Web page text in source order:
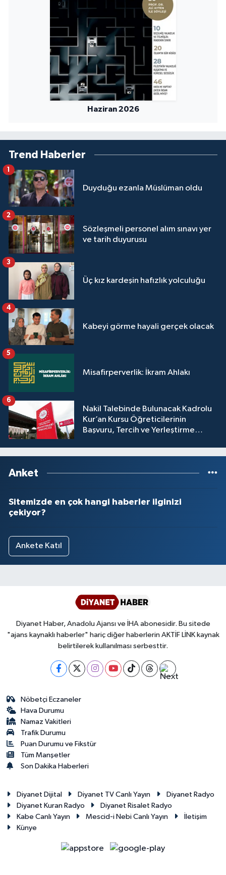
Haziran 2026
Trend Haberler
Duyduğu ezanla Müslüman oldu
1
Sözleşmeli personel alım sınavı yer
ve tarih duyurusu
2
Üç kız kardeşin hafızlık yolculuğu
3
Kabeyi görme hayali gerçek olacak
4
Misafirperverlik: İkram Ahlakı
5
Nakil Talebinde Bulunacak Kadrolu
Kur’an Kursu Öğreticilerinin
Başvuru, Tercih ve Yerleştirme
6
Anket
Sitemizde en çok hangi haberler ilginizi
çekiyor?
Ankete Katıl
Diyanet Haber, Anadolu Ajansı ve İHA abonesidir. Bu sitede
"ajans kaynaklı haberler" hariç diğer haberlerin AKTİF LİNK kaynak
belirtilerek kullanılması serbesttir.
Nöbetçi Eczaneler
Hava Durumu
Namaz Vakitleri
Trafik Durumu
Puan Durumu ve Fikstür
Tüm Manşetler
Son Dakika Haberleri
Diyanet Dijital Diyanet TV Canlı Yayın
Diyanet Radyo
Diyanet Kuran Radyo
Diyanet Risalet Radyo
Kabe Canlı Yayın
Mescid-i Nebi Canlı Yayın
İletişim
Künye